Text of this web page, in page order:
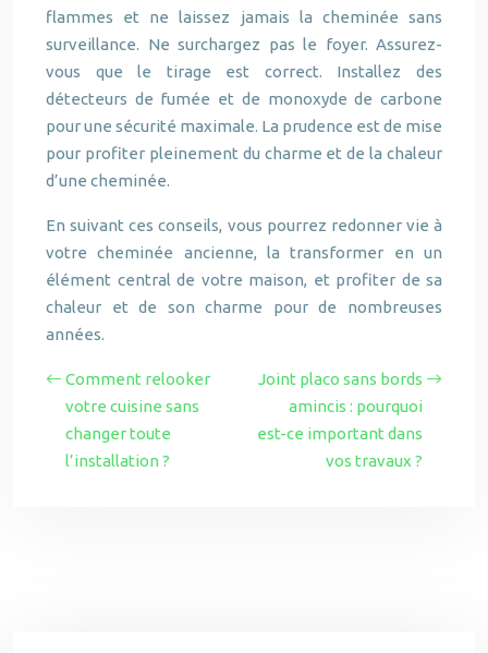
flammes et ne laissez jamais la cheminée sans
surveillance. Ne surchargez pas le foyer. Assurez-
vous que le tirage est correct. Installez des
détecteurs de fumée et de monoxyde de carbone
pour une sécurité maximale. La prudence est de mise
pour profiter pleinement du charme et de la chaleur
d’une cheminée.
En suivant ces conseils, vous pourrez redonner vie à
votre cheminée ancienne, la transformer en un
élément central de votre maison, et profiter de sa
chaleur et de son charme pour de nombreuses
années.
Comment relooker
votre cuisine sans
changer toute
l’installation ?
Joint placo sans bords
amincis : pourquoi
est-ce important dans
vos travaux ?